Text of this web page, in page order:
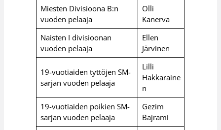
Miesten Divisioona B:n
vuoden pelaaja
Olli
Kanerva
Naisten I divisioonan
vuoden pelaaja
Ellen
Järvinen
19-vuotiaiden tyttöjen SM-
sarjan vuoden pelaaja
Lilli
Hakkaraine
n
19-vuotiaiden poikien SM-
sarjan vuoden pelaaja
Gezim
Bajrami